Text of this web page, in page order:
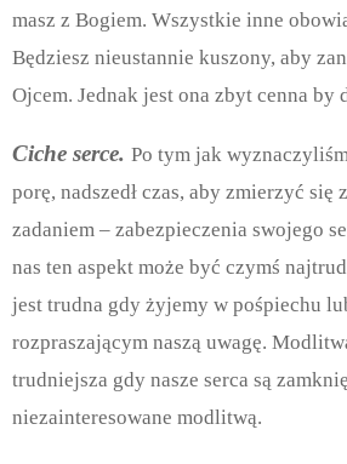
masz z Bogiem. Wszystkie inne
Będziesz nieustannie kuszony, aby
Ojcem. Jednak jest ona zbyt cenna by
Ciche serce. Po tym jak
porę, nadszedł czas, aby zmierzyć
zadaniem – zabezpieczenia swojego
nas ten aspekt może być czymś
jest trudna gdy żyjemy w pośpiechu
rozpraszającym naszą uwagę.
trudniejsza gdy nasze serca są
niezainteresowane modlitwą.